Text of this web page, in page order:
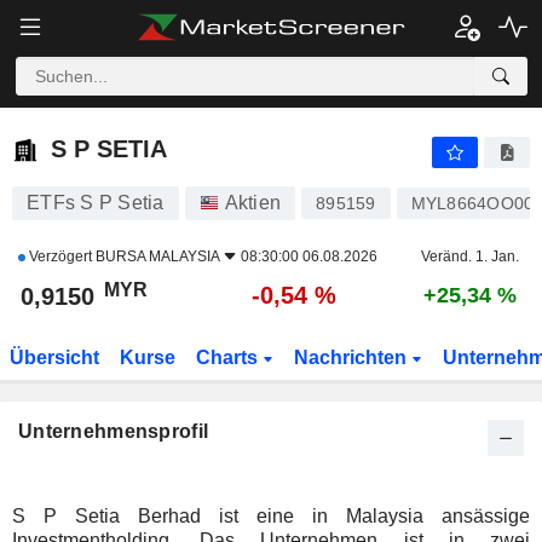
S P SETIA
S P SETIA
ETFs S P Setia Aktien 895159
Verzögert BURSA MALAYSIA 08:30:00 06.08.2026 Veränd. 1. Jan.
0,9150 MYR -0,54 % +25,34 %
Übersicht Kurse Charts Nachrichten
Unternehmensprofil
S P Setia Berhad ist eine in Malaysia ansässige